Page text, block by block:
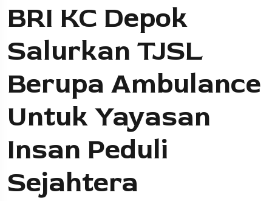
BRI KC Depok
Salurkan TJSL
Berupa Ambulance
Untuk Yayasan
Insan Peduli
Sejahtera